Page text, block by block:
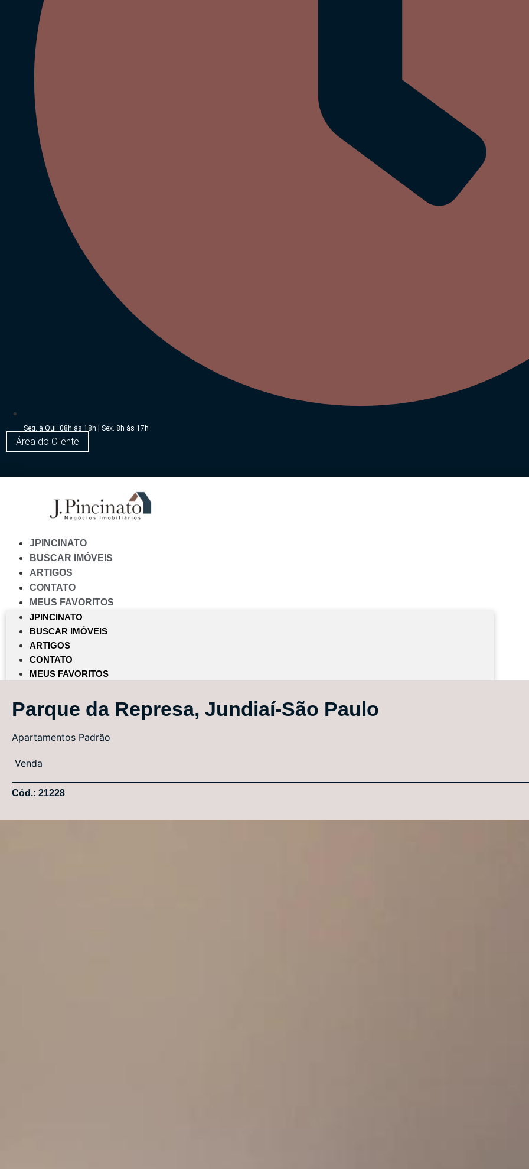
Seg. à Qui. 08h às 18h | Sex. 8h às 17h
Área do Cliente
JPINCINATO
BUSCAR IMÓVEIS
ARTIGOS
CONTATO
MEUS FAVORITOS
JPINCINATO
BUSCAR IMÓVEIS
ARTIGOS
CONTATO
MEUS FAVORITOS
Parque da Represa, Jundiaí-São Paulo
Apartamentos Padrão
Venda
Cód.: 21228